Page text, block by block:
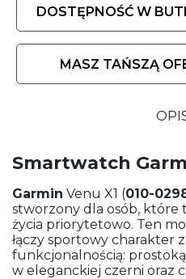
DOSTĘPNOŚĆ W
MASZ TAŃSZĄ
Smartwatch
Garmin Venu X1 (010-
stworzony dla osób, które
życia priorytetowo. Ten
łączy sportowy charakter
funkcjonalnością:
w eleganckiej czerni oraz